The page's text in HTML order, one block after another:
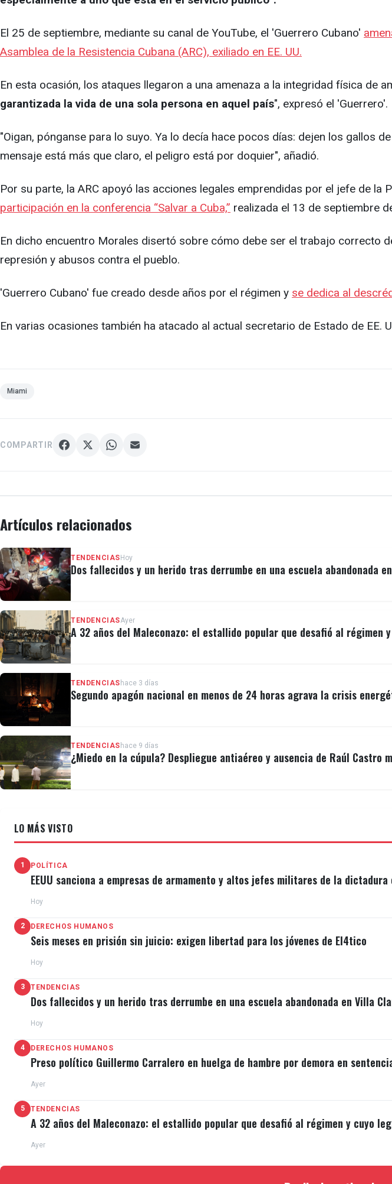
El 25 de septiembre, mediante su canal de YouTube, el 'Guerrero Cubano'
Asamblea de la Resistencia Cubana (ARC), exiliado en EE. UU.
En esta ocasión, los ataques llegaron a una amenaza a la integridad física de
garantizada la vida de una sola persona en aquel país", expresó el 'Guerrero'.
"Oigan, pónganse para lo suyo. Ya lo decía hace pocos días: dejen los gallos
mensaje está más que claro, el peligro está por doquier", añadió.
Por su parte, la ARC apoyó las acciones legales emprendidas por el jefe de la
participación en la conferencia “Salvar a Cuba,” realizada el 13 de septiembre
En dicho encuentro Morales disertó sobre cómo debe ser el trabajo correcto
represión y abusos contra el pueblo.
'Guerrero Cubano' fue creado desde años por el régimen y se dedica al
En varias ocasiones también ha atacado al actual secretario de Estado de EE.
Miami
COMPARTIR
Artículos relacionados
TENDENCIASHoy
Dos fallecidos y un herido tras derrumbe en una escuela abandonada
TENDENCIASAyer
A 32 años del Maleconazo: el estallido popular que desafió al régimen
TENDENCIAS hace 3 días
Segundo apagón nacional en menos de 24 horas agrava la crisis
TENDENCIAS hace 9 días
¿Miedo en la cúpula? Despliegue antiaéreo y ausencia de Raúl Castro
LO MÁS VISTO
1 POLÍTICA
EEUU sanciona a empresas de armamento y altos jefes militares de la dictadura
Hoy
2 DERECHOS HUMANOS
Seis meses en prisión sin juicio: exigen libertad para los jóvenes de El4tico
Hoy
3 TENDENCIAS
Dos fallecidos y un herido tras derrumbe en una escuela abandonada en Villa
Hoy
4 DERECHOS HUMANOS
Preso político Guillermo Carralero en huelga de hambre por demora en
Ayer
5 TENDENCIAS
A 32 años del Maleconazo: el estallido popular que desafió al régimen y cuyo
Ayer